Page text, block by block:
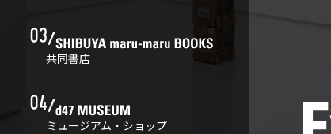
共同書店
ミュージアム・ショップ